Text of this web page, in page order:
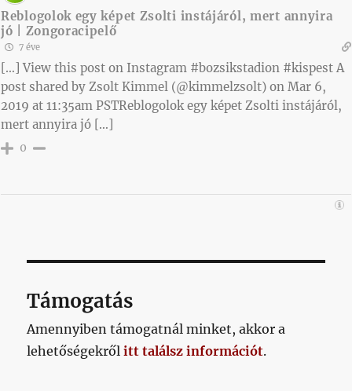
Reblogolok egy képet Zsolti instájáról, mert annyira
jó | Zongoracipelő
7 éve
[…] View this post on Instagram #bozsikstadion #kispest A
post shared by Zsolt Kimmel (@kimmelzsolt) on Mar 6,
2019 at 11:35am PSTReblogolok egy képet Zsolti instájáról,
mert annyira jó […]
0
Támogatás
Amennyiben támogatnál minket, akkor a
lehetőségekrőlitt találsz információt.